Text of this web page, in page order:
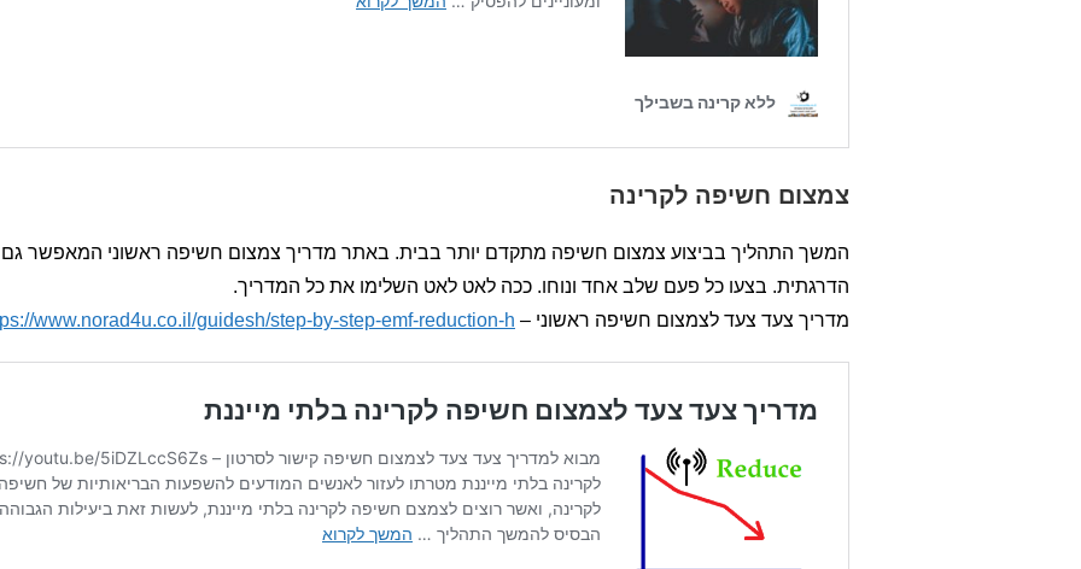
צמצום חשיפה לקרינה
המשך התהליך בביצוע צמצום חשיפה מתקדם יותר בבית. באתר מדריך צמצום חשיפה ראשוני המאפשר גם
הדרגתית. בצעו כל פעם שלב אחד ונוחו. ככה לאט לאט השלימו את כל המדריך.
מדריך צעד צעד לצמצום חשיפה ראשוני – www.norad4u.co.il/guidesh/step-by-step-emf-reduction-h/